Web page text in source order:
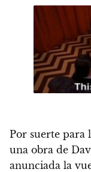
Por suerte para
una obra de
anunciada la